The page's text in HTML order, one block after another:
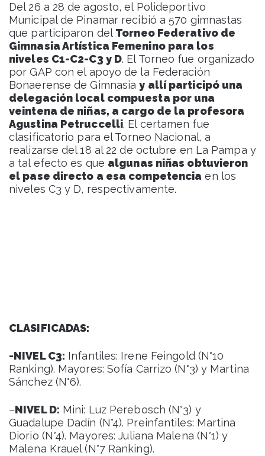
Del 26 a 28 de agosto, el Polideportivo
Municipal de Pinamar recibió a 570 gimnastas
que participaron delTorneo Federativo de
Gimnasia Artística Femenino para los
niveles C1-C2-C3 y D. El Torneo fue organizado
por GAP con el apoyo de la Federación
Bonaerense de Gimnasiay allí participó una
delegación local compuesta por una
veintena de niñas, a cargo de la profesora
Agustina Petruccelli. El certamen fue
clasificatorio para el Torneo Nacional, a
realizarse del 18 al 22 de octubre en La Pampa y
a tal efecto es que algunas niñas obtuvieron
el pase directo a esa competencia en los
niveles C3 y D, respectivamente.
CLASIFICADAS:
-NIVEL C3: Infantiles: Irene Feingold (N°10
Ranking). Mayores: Sofía Carrizo (N°3) y Martina
Sánchez (N°6).
–NIVEL D: Mini: Luz Perebosch (N°3) y
Guadalupe Dadín (N°4). Preinfantiles: Martina
Diorio (N°4). Mayores: Juliana Malena (N°1) y
Malena Krauel (N°7 Ranking).